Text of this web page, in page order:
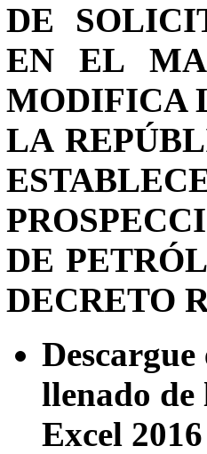
DE
EN EL
MODIFICA
LA
DE
DECRETO
llenado
Excel